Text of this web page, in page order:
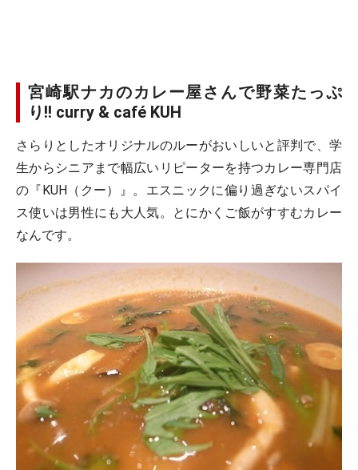
宮崎駅ナカのカレー屋さんで野菜たっぷ
り!! curry & café KUH
さらりとしたオリジナルのルーがおいしいと評判で、学
生からシニアまで幅広いリピーターを持つカレー専門店
の『KUH（クー）』。エスニックに偏り過ぎないスパイ
ス使いは男性にも大人気。とにかくご飯がすすむカレー
なんです。